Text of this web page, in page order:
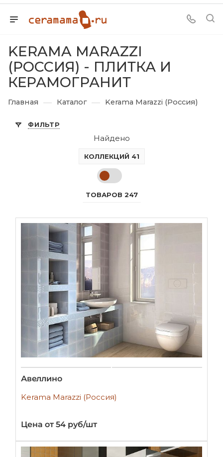
KERAMA MARAZZI
(РОССИЯ) - ПЛИТКА И
КЕРАМОГРАНИТ
Главная — Каталог — Kerama Marazzi (Россия)
ФИЛЬТР
Найдено
КОЛЛЕКЦИЙ 41
ТОВАРОВ 247
Авеллино
Kerama Marazzi (Россия)
Цена от 54 руб/шт